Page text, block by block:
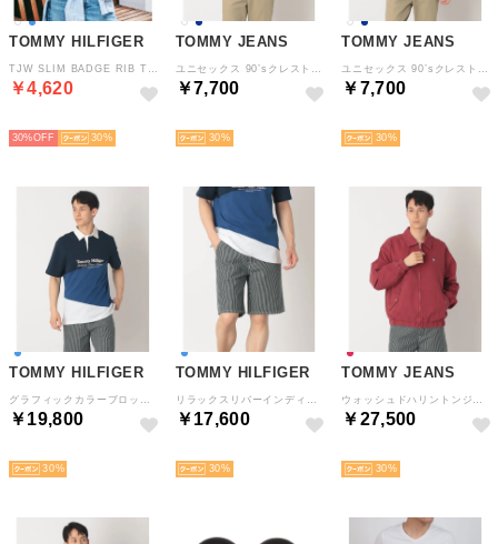
TOMMY HILFIGER
￥4,620
30%
30
TOMMY JEANS
￥7,700
30
TOMMY JEANS
￥7,700
30
TOMMY HILFIGER
￥19,800
30
TOMMY HILFIGER
￥17,600
30
TOMMY JEANS
￥27,500
30